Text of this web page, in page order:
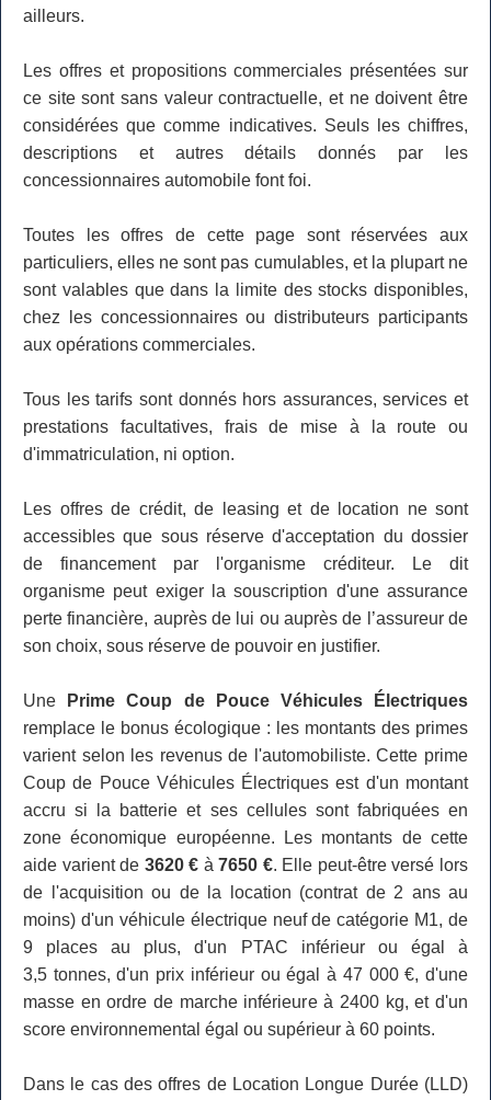
ailleurs.
Les offres et propositions commerciales présentées sur
ce site sont sans valeur contractuelle, et ne doivent être
considérées que comme indicatives. Seuls les chiffres,
descriptions et autres détails donnés par les
concessionnaires automobile font foi.
Toutes les offres de cette page sont réservées aux
particuliers, elles ne sont pas cumulables, et la plupart ne
sont valables que dans la limite des stocks disponibles,
chez les concessionnaires ou distributeurs participants
aux opérations commerciales.
Tous les tarifs sont donnés hors assurances, services et
prestations facultatives, frais de mise à la route ou
d'immatriculation, ni option.
Les offres de crédit, de leasing et de location ne sont
accessibles que sous réserve d'acceptation du dossier
de financement par l'organisme créditeur. Le dit
organisme peut exiger la souscription d'une assurance
perte financière, auprès de lui ou auprès de l’assureur de
son choix, sous réserve de pouvoir en justifier.
Une
Prime Coup de Pouce Véhicules Électriques
remplace le bonus écologique : les montants des primes
varient selon les revenus de l'automobiliste. Cette prime
Coup de Pouce Véhicules Électriques est d'un montant
accru si la batterie et ses cellules sont fabriquées en
zone économique européenne. Les montants de cette
aide varient de 3620 € à7650 €. Elle peut-être versé lors
de l'acquisition ou de la location (contrat de 2 ans au
moins) d'un véhicule électrique neuf de catégorie M1, de
9 places au plus, d'un PTAC inférieur ou égal à
3,5 tonnes, d'un prix inférieur ou égal à 47 000 €, d'une
masse en ordre de marche inférieure à 2400 kg, et d'un
score environnemental égal ou supérieur à 60 points.
Dans le cas des offres de Location Longue Durée (LLD)